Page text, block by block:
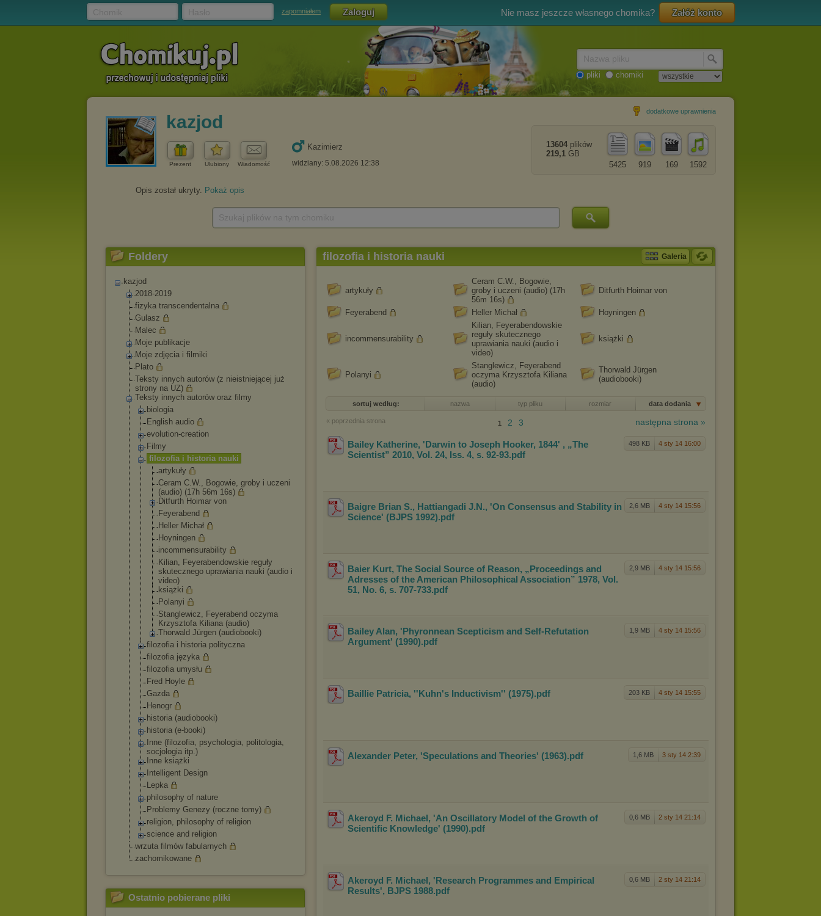
zapomniałem Nie masz jeszcze własnego chomika? Załóż konto
pliki chomiki
kazjod
Prezent Ulubiony Wiadomość
Kazimierz
widziany: 5.08.2026 12:38
dodatkowe uprawnienia
1592
169
919
5425
13604 plików
219,1 GB
Opis został ukryty. Pokaż opis
Foldery
kazjod
2018-2019
fizyka transcendentalna
Gulasz
Malec
Moje publikacje
Moje zdjęcia i filmiki
Plato
Teksty innych autorów (z nieistniejącej już
strony na UZ)
Teksty innych autorów oraz filmy
biologia
English audio
evolution-creation
Filmy
filozofia i historia nauki
artykuły
Ceram C.W., Bogowie, groby i uczeni
(audio) (17h 56m 16s)
Ditfurth Hoimar von
Feyerabend
Heller Michał
Hoyningen
incommensurability
Kilian, Feyerabendowskie reguły
skutecznego uprawiania nauki (audio i
video)
książki
Polanyi
Stanglewicz, Feyerabend oczyma
Krzysztofa Kiliana (audio)
Thorwald Jürgen (audiobooki)
filozofia i historia polityczna
filozofia języka
filozofia umysłu
Fred Hoyle
Gazda
Henogr
historia (audiobooki)
historia (e-booki)
Inne (filozofia, psychologia, politologia,
socjologia itp.)
Inne książki
Intelligent Design
Lepka
philosophy of nature
Problemy Genezy (roczne tomy)
religion, philosophy of religion
science and religion
wrzuta filmów fabularnych
zachomikowane
Ostatnio pobierane pliki
filozofia i historia nauki Galeria
artykuły
Ceram C.W., Bogowie,
groby i uczeni (audio) (17h
56m 16s)
Ditfurth Hoimar von
Feyerabend Heller Michał Hoyningen
incommensurability
Kilian, Feyerabendowskie
reguły skutecznego
uprawiania nauki (audio i
video)
książki
Polanyi
Stanglewicz, Feyerabend
oczyma Krzysztofa Kiliana
(audio)
Thorwald Jürgen
(audiobooki)
sortuj według: nazwa typ pliku rozmiar data dodania
« poprzednia strona następna strona »
1 2 3
498 KB 4 sty 14 16:00
Bailey Katherine, 'Darwin to Joseph Hooker, 1844' , „The
Scientist” 2010, Vol. 24, Iss. 4, s. 92-93.pdf
2,6 MB 4 sty 14 15:56
Baigre Brian S., Hattiangadi J.N., 'On Consensus and Stability in
Science' (BJPS 1992).pdf
2,9 MB 4 sty 14 15:56
Baier Kurt, The Social Source of Reason, „Proceedings and
Adresses of the American Philosophical Association” 1978, Vol.
51, No. 6, s. 707-733.pdf
1,9 MB 4 sty 14 15:56
Bailey Alan, 'Phyronnean Scepticism and Self-Refutation
Argument' (1990).pdf
203 KB 4 sty 14 15:55
Baillie Patricia, ''Kuhn's Inductivism'' (1975).pdf
1,6 MB 3 sty 14 2:39
Alexander Peter, 'Speculations and Theories' (1963).pdf
0,6 MB 2 sty 14 21:14
Akeroyd F. Michael, 'An Oscillatory Model of the Growth of
Scientific Knowledge' (1990).pdf
0,6 MB 2 sty 14 21:14
Akeroyd F. Michael, 'Research Programmes and Empirical
Results', BJPS 1988.pdf